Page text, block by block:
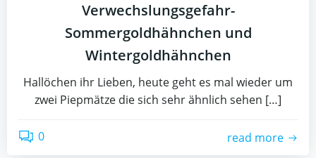
Verwechslungsgefahr-
Sommergoldhähnchen und
Wintergoldhähnchen
Hallöchen ihr Lieben, heute geht es mal wieder um
zwei Piepmätze die sich sehr ähnlich sehen […]
0 read more